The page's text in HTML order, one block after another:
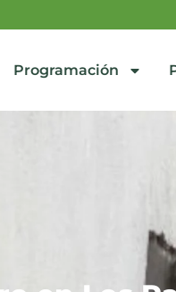
Programación